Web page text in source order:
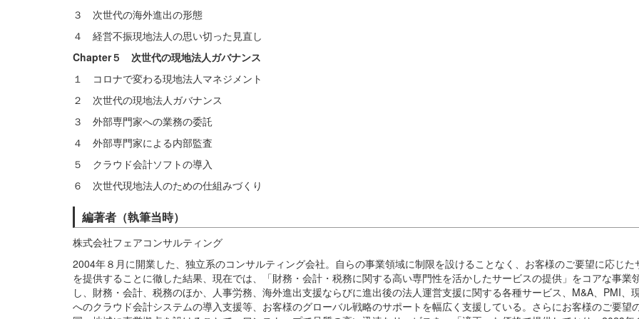
３ 次世代の海外進出の形態
４ 経営不振現地法人の思い切った見直し
Chapter５ 次世代の現地法人ガバナンス
１ コロナで変わる現地法人マネジメント
２ 次世代の現地法人ガバナンス
３ 外部専門家への業務の委託
４ 外部専門家による内部監査
５ クラウド会計ソフトの導入
６ 次世代現地法人のための仕組みづくり
編著者（執筆当時）
株式会社フェアコンサルティング
2004年８月に開業した、独立系のコンサルティング会社。自らの事業領域に制限を設けることなく、お客様のご要望に応じた
を提供することに徹した結果、現在では、「財務・会計・税務に関する高い専門性を活かしたサービスの提供」をコアな事業
し、財務・会計、税務のほか、人事労務、海外進出支援ならびに進出後の法人運営支援に関する各種サービス、M&A、PMI、
へのクラウド会計システムの導入支援等、お客様のグローバル戦略のサポートを幅広く支援している。さらにお客様のご要望